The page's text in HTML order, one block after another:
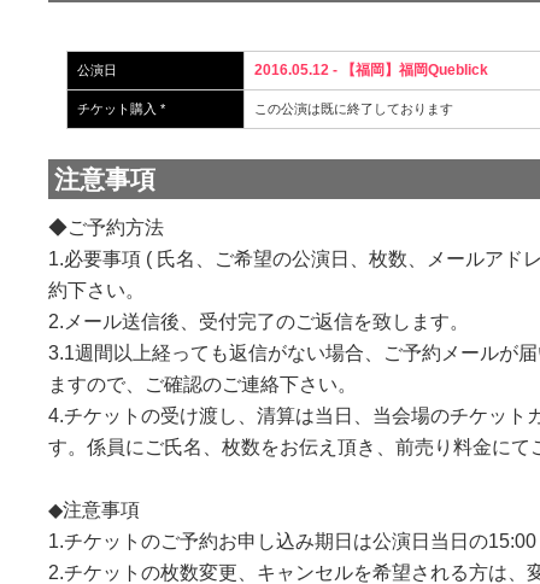
公演日 2016.05.12 - 【福岡】福岡Queblick
チケット購入 * この公演は既に終了しております
注意事項
◆ご予約方法
1.必要事項 ( 氏名、ご希望の公演日、枚数、メールアド
約下さい。
2.メール送信後、受付完了のご返信を致します。
3.1週間以上経っても返信がない場合、ご予約メールが
ますので、ご確認のご連絡下さい。
4.チケットの受け渡し、清算は当日、当会場のチケット
す。係員にご氏名、枚数をお伝え頂き、前売り料金にて
◆注意事項
1.チケットのご予約お申し込み期日は公演日当日の
2.チケットの枚数変更、キャンセルを希望される方は、